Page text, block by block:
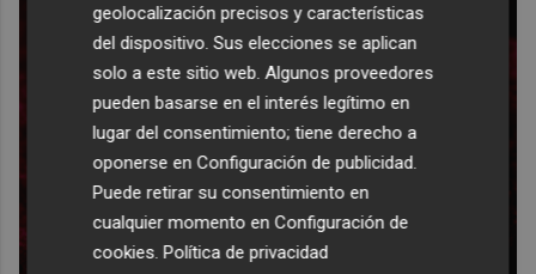
geolocalización precisos y características
del dispositivo. Sus elecciones se aplican
solo a este sitio web. Algunos proveedores
pueden basarse en el interés legítimo en
lugar del consentimiento; tiene derecho a
oponerse enConfiguración de publicidad
Puede retirar su consentimiento en
cualquier momento enConfiguración de
cookies .Política de privacidad